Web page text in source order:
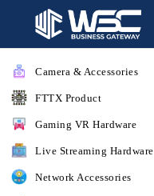
Camera & Accessories
FTTX Product
Gaming VR Hardware
Live Streaming Hardware
Network Accessories